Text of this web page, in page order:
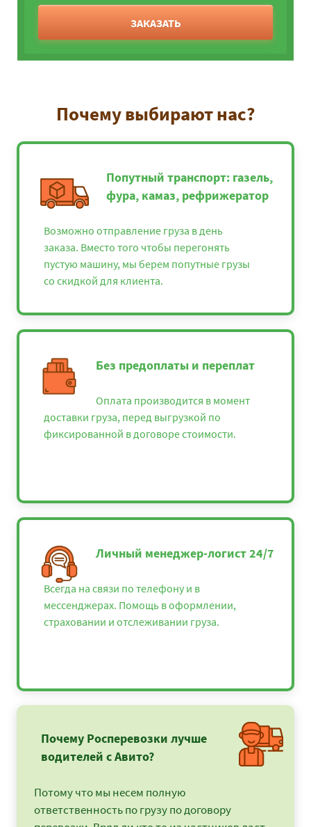
ЗАКАЗАТЬ
Почему выбирают нас?
Попутный транспорт: газель,
фура, камаз, рефрижератор
Возможно отправление груза в день
заказа. Вместо того чтобы перегонять
пустую машину, мы берем попутные грузы
со скидкой для клиента.
Без предоплаты и переплат
Оплата производится в момент
доставки груза, перед выгрузкой по
фиксированной в договоре стоимости.
Личный менеджер-логист 24/7
Всегда на связи по телефону и в
мессенджерах. Помощь в оформлении,
страховании и отслеживании груза.
Почему Росперевозки лучше
водителей с Авито?
Потому что мы несем полную
ответственность по грузу по договору